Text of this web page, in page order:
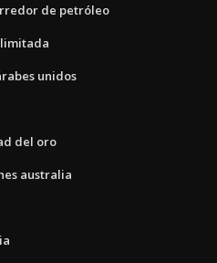
de petróleo
unidos
del oro
australia